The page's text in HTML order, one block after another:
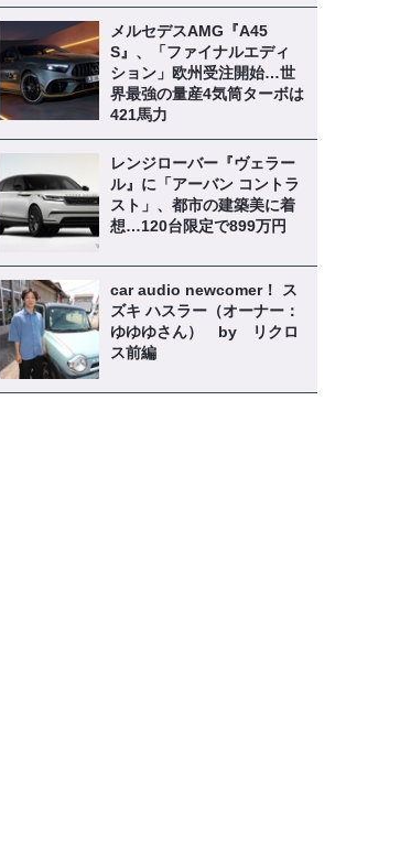
メルセデスAMG『A45
S』、「ファイナルエディ
ション」欧州受注開始…世
界最強の量産4気筒ターボは
421馬力
レンジローバー『ヴェラー
ル』に「アーバン コントラ
スト」、都市の建築美に着
想…120台限定で899万円
car audio newcomer！ ス
ズキ ハスラー（オーナー：
ゆゆゆさん） by リクロ
ス前編